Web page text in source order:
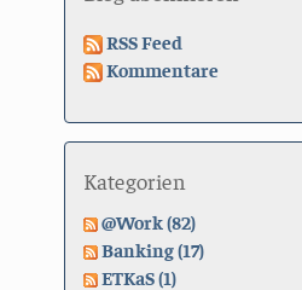
RSS Feed
Kommentare
Kategorien
@Work (82)
Banking (17)
ETKaS (1)